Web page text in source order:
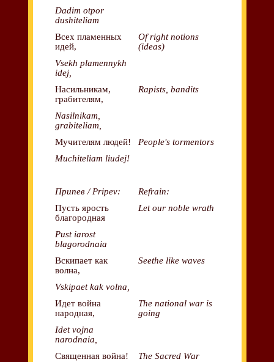
Dadim otpor
dushiteliam
Всех пламенных
идей,
Of right notions
(ideas)
Vsekh plamennykh
idej,
Насильникам,
грабителям,
Rapists, bandits
Nasilnikam,
grabiteliam,
Мучителям людей!
People's tormentors
Muchiteliam liudej!
Припев / Pripev:
Refrain:
Пусть ярость
благородная
Let our noble wrath
Pust iarost
blagorodnaia
Вскипает как
волна,
Seethe like waves
Vskipaet kak volna,
Идет война
народная,
The national war is
going
Idet vojna
narodnaia,
Священная война!
The Sacred War